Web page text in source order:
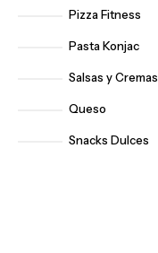
Pizza Fitness
Pasta Konjac
Salsas y Cremas
Queso
Snacks Dulces